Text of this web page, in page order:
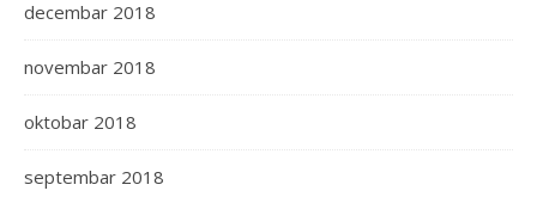
decembar 2018
novembar 2018
oktobar 2018
septembar 2018